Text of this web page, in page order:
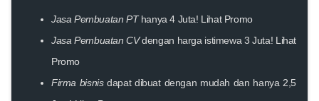
Jasa Pembuatan PThanya 4 Juta! Lihat Promo
Jasa Pembuatan CVdengan harga istimewa 3 Juta! Lihat
Promo
Firma bisnisdapat dibuat dengan mudah dan hanya 2,5